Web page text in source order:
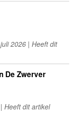
2026 | Heeft dit
De Zwerver
Heeft dit artikel